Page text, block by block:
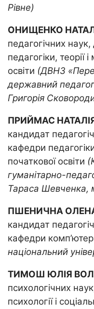
Рівне)
ОНИЩЕНКО
педагогічних
педагогіки, теорії
освіти (ДВНЗ
державний
Григорія
ПРИЙМАС
кандидат
кафедри
початкової освіти
гуманітарно-
Тараса Шевченка,
ПШЕНИЧНА
кандидат
кафедри
національний
ТИМОШ ЮЛІЯ
психологічних
психології і